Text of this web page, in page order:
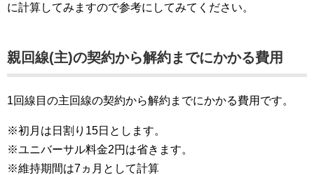
に計算してみますので参考にしてみてください。
親回線(主)の契約から解約までにかかる費用
1回線目の主回線の契約から解約までにかかる費用です。
※初月は日割り15日とします。
※ユニバーサル料金2円は省きます。
※維持期間は7ヵ月として計算